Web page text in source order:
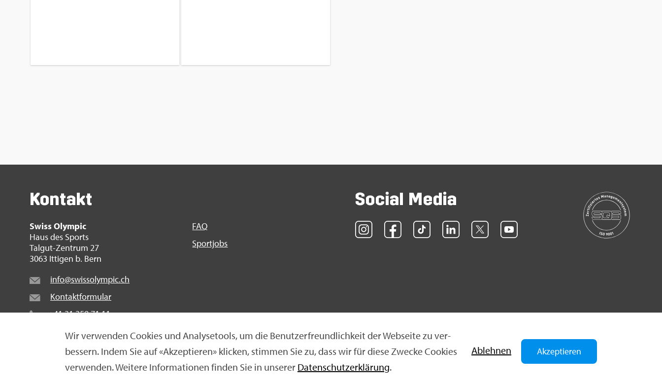
Wir ver­wen­den Coo­kies und Ana­ly­se­tools, um die Be­nut­zer­freund­lich­keit der Web­sei­te zu ver­
bes­sern. Indem Sie auf «Ak­zep­tie­ren» kli­cken, stim­men Sie zu, dass wir für diese Zwe­cke Coo­kies
ver­wen­den. Wei­te­re In­for­ma­tio­nen fin­den Sie in un­se­rer Da­ten­schut­z­er­klä­rung.
Ab­leh­nen Akzeptieren
Kon­takt
Swiss Olym­pic
Haus des Sports
Tal­gut-Zen­trum 27
3063 It­ti­gen b. Bern
info@​swi​ssol​ympi​c.​ch
Kon­takt­for­mu­lar
+41 31 359 71 11
FAQ
Sport­jobs
So­ci­al Media
© Swiss Olym­pic 2026| Im­pres­sum|Da­ten­schut­z­er­klä­rung|Nut­zungs­be­din­gun­gen|Ne­ti­quet­te